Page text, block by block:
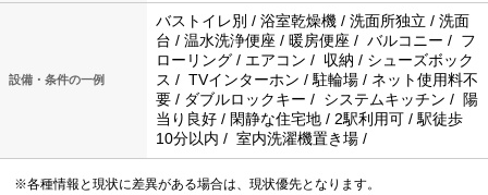
設備・条件の一例
バストイレ別 / 浴室乾燥機 / 洗面所独立 / 洗面
台 / 温水洗浄便座 / 暖房便座 / バルコニー / フ
ローリング / エアコン / 収納 / シューズボック
ス / TVインターホン / 駐輪場 / ネット使用料不
要 / ダブルロックキー / システムキッチン / 陽
当り良好 / 閑静な住宅地 / 2駅利用可 / 駅徒歩
10分以内 / 室内洗濯機置き場 /
※各種情報と現状に差異がある場合は、現状優先となります。